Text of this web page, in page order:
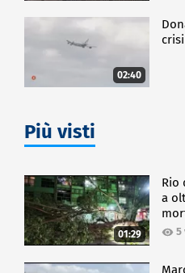
02:40
Più visti
01:29
Rio
a
5